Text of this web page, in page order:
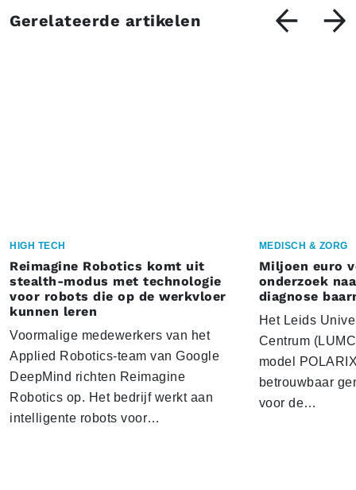
Gerelateerde artikelen
HIGH TECH
Reimagine Robotics komt uit
stealth-modus met technologie
voor robots die op de werkvloer
kunnen leren
Voormalige medewerkers van het
Applied Robotics-team van Google
DeepMind richten Reimagine
Robotics op. Het bedrijf werkt aan
intelligente robots voor…
MEDISCH & ZORG
Miljoen euro
onderzoek
diagnose
Het Leids
Centrum
model
betrouwbaar
voor de…